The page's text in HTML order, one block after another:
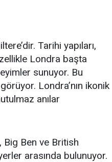
Tarihi yapıları,
Londra başta
sunuyor. Bu
Londra’nın ikonik
anılar
Big Ben ve British
arasında bulunuyor.